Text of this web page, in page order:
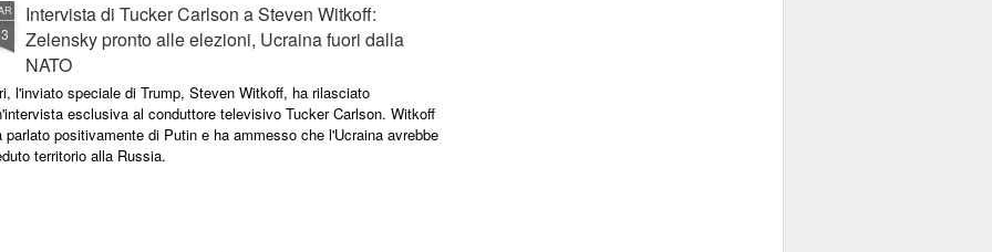
Intervista di Tucker Carlson a Steven Witkoff:
Zelensky pronto alle elezioni, Ucraina fuori dalla
NATO
l'inviato speciale di Trump, Steven Witkoff, ha rilasciato
esclusiva al conduttore televisivo Tucker Carlson. Witkoff
parlato positivamente di Putin e ha ammesso che l'Ucraina avrebbe
territorio alla Russia.